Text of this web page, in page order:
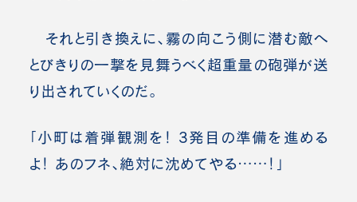
それと引き換えに、霧の向こう側に潜む敵へ
とびきりの一撃を見舞うべく超重量の砲弾が送
り出されていくのだ。
「小町は着弾観測を！ 3発目の準備を進める
よ！ あのフネ、絶対に沈めてやる……！」